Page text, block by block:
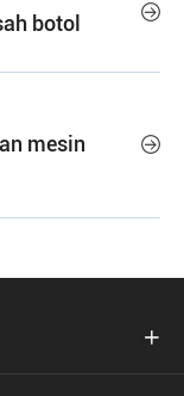
botol 
mesin

